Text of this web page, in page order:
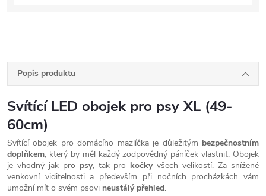
Popis produktu
Svítící LED obojek pro psy XL (49-
60cm)
Svítící obojek pro domácího mazlíčka je důležitým bezpečnostním
doplňkem, který by měl každý zodpovědný páníček vlastnit. Obojek
je vhodný jak pro psy, tak pro kočkyvšech velikostí. Za snížené
venkovní viditelnosti a především při nočních procházkách vám
umožní mít o svém psovi neustálý přehled.